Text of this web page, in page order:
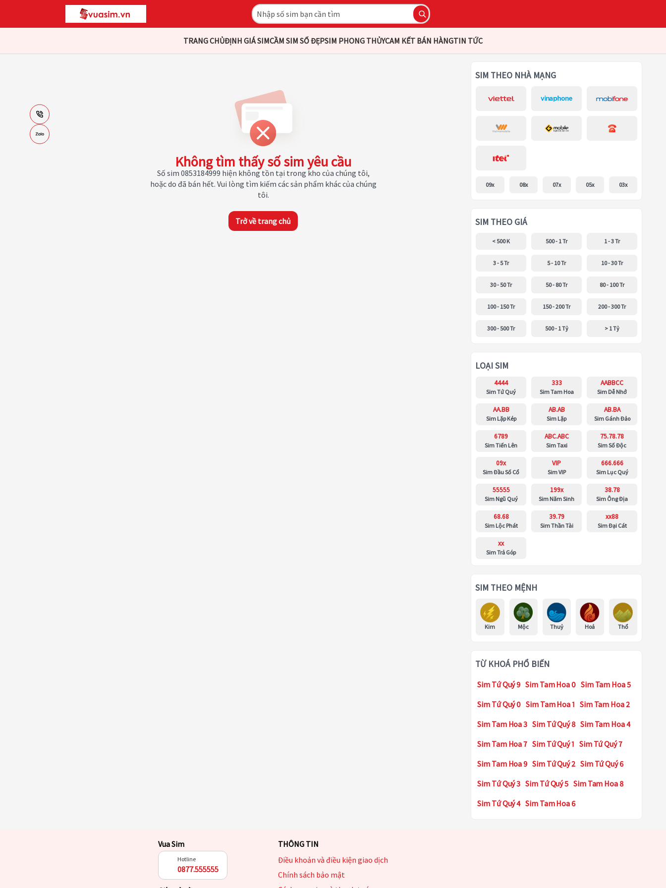
TRANG CHỦĐỊNH GIÁ SIMCẦM SIM SỐ ĐẸPSIM PHONG THỦYCAM KẾT BÁN HÀNGTIN TỨC
Không tìm thấy số sim yêu cầu
Số sim 0853184999 hiện không tồn tại trong kho của chúng tôi,
hoặc do đã bán hết. Vui lòng tìm kiếm các sản phẩm khác của chúng
tôi.
Trở về trang chủ
SIM THEO NHÀ MẠNG
09x 08x 07x 05x 03x
SIM THEO GIÁ
< 500 K 500 - 1 Tr 1 - 3 Tr
3 - 5 Tr 5 - 10 Tr 10 - 30 Tr
30 - 50 Tr 50 - 80 Tr 80 - 100 Tr
100 - 150 Tr 150 - 200 Tr 200 - 300 Tr
300 - 500 Tr 500 - 1 Tỷ > 1 Tỷ
LOẠI SIM
4444
Sim Tứ Quý
333
Sim Tam Hoa
AABBCC
Sim Dễ Nhớ
AA.BB
Sim Lặp Kép
AB.AB
Sim Lặp
AB.BA
Sim Gánh Đảo
6789
Sim Tiến Lên
ABC.ABC
Sim Taxi
75.78.78
Sim Số Độc
09x
Sim Đầu Số Cổ
VIP
Sim VIP
666.666
Sim Lục Quý
55555
Sim Ngũ Quý
199x
Sim Năm Sinh
38.78
Sim Ông Địa
68.68
Sim Lộc Phát
39.79
Sim Thần Tài
xx88
Sim Đại Cát
xx
Sim Trả Góp
SIM THEO MỆNH
Kim Mộc Thuỷ Hoả Thổ
TỪ KHOÁ PHỔ BIẾN
Sim Tứ Quý 9 Sim Tam Hoa 0 Sim Tam Hoa 5
Sim Tứ Quý 0 Sim Tam Hoa 1 Sim Tam Hoa 2
Sim Tam Hoa 3 Sim Tứ Quý 8 Sim Tam Hoa 4
Sim Tam Hoa 7 Sim Tứ Quý 1 Sim Tứ Quý 7
Sim Tam Hoa 9 Sim Tứ Quý 2 Sim Tứ Quý 6
Sim Tứ Quý 3 Sim Tứ Quý 5 Sim Tam Hoa 8
Sim Tứ Quý 4 Sim Tam Hoa 6
Vua Sim
Hotline
0877.555555
THÔNG TIN
Điều khoản và điều kiện giao dịch
Chính sách bảo mật